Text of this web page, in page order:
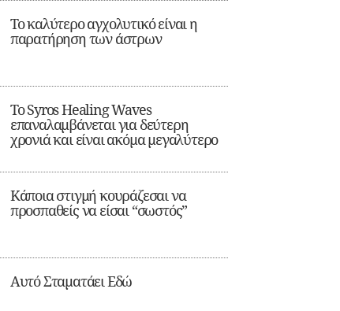
Το καλύτερο αγχολυτικό είναι η
παρατήρηση των άστρων
Το Syros Healing Waves
επαναλαμβάνεται για δεύτερη
χρονιά και είναι ακόμα μεγαλύτερο
Κάποια στιγμή κουράζεσαι να
προσπαθείς να είσαι “σωστός”
Αυτό Σταματάει Εδώ